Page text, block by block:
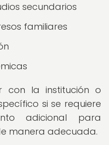
secundarios
familiares
con la institución o
si se requiere
adicional para
manera adecuada.